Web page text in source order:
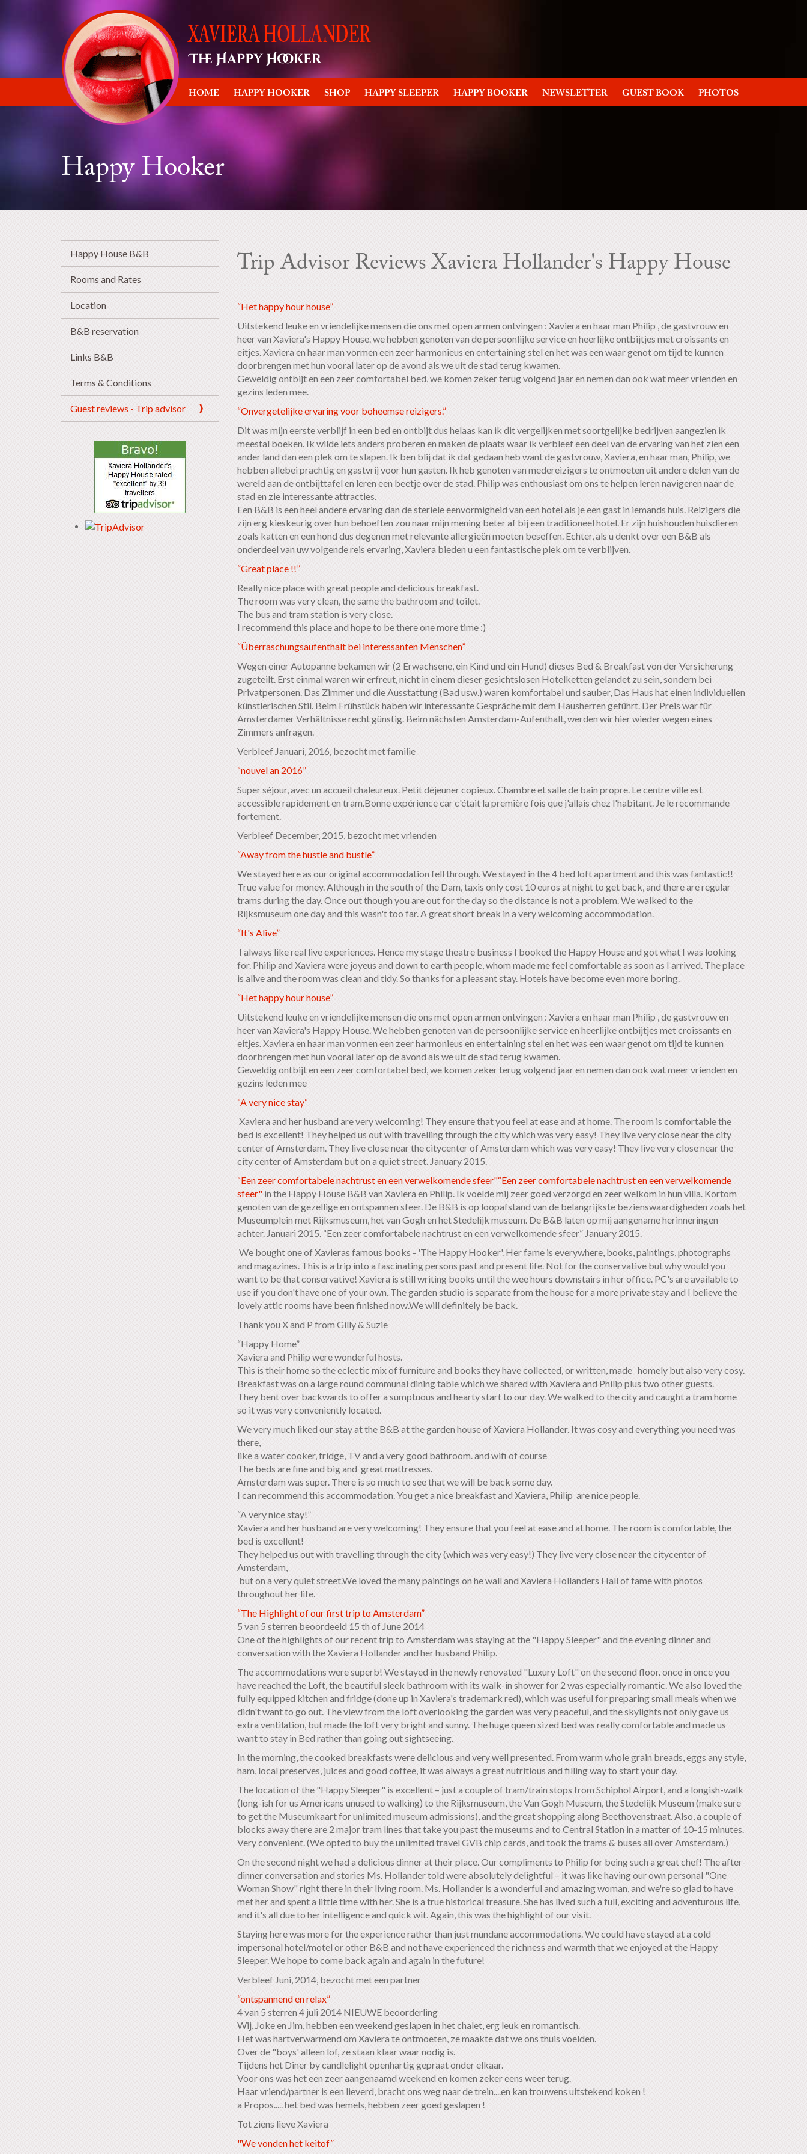
HOME HAPPY HOOKER SHOP HAPPY SLEEPER HAPPY BOOKER NEWSLETTER GUEST BOOK PHOTOS
Happy Hooker
Happy House B&B
Rooms and Rates
Location
B&B reservation
Links B&B
Terms & Conditions
Guest reviews - Trip advisor
Trip Advisor Reviews Xaviera Hollander's Happy House
“Het happy hour house”
Uitstekend leuke en vriendelijke mensen die ons met open armen ontvingen : Xaviera en haar man Philip , de gastvrouw en
heer van Xaviera's Happy House. we hebben genoten van de persoonlijke service en heerlijke ontbijtjes met croissants en
eitjes. Xaviera en haar man vormen een zeer harmonieus en entertaining stel en het was een waar genot om tijd te kunnen
doorbrengen met hun vooral later op de avond als we uit de stad terug kwamen.
Geweldig ontbijt en een zeer comfortabel bed, we komen zeker terug volgend jaar en nemen dan ook wat meer vrienden en
gezins leden mee.
“Onvergetelijke ervaring voor boheemse reizigers.”
Dit was mijn eerste verblijf in een bed en ontbijt dus helaas kan ik dit vergelijken met soortgelijke bedrijven aangezien ik
meestal boeken. Ik wilde iets anders proberen en maken de plaats waar ik verbleef een deel van de ervaring van het zien een
ander land dan een plek om te slapen. Ik ben blij dat ik dat gedaan heb want de gastvrouw, Xaviera, en haar man, Philip, we
hebben allebei prachtig en gastvrij voor hun gasten. Ik heb genoten van medereizigers te ontmoeten uit andere delen van de
wereld aan de ontbijttafel en leren een beetje over de stad. Philip was enthousiast om ons te helpen leren navigeren naar de
stad en zie interessante attracties.
Een B&B is een heel andere ervaring dan de steriele eenvormigheid van een hotel als je een gast in iemands huis. Reizigers die
zijn erg kieskeurig over hun behoeften zou naar mijn mening beter af bij een traditioneel hotel. Er zijn huishouden huisdieren
zoals katten en een hond dus degenen met relevante allergieën moeten beseffen. Echter, als u denkt over een B&B als
onderdeel van uw volgende reis ervaring, Xaviera bieden u een fantastische plek om te verblijven.
“Great place !!”
Really nice place with great people and delicious breakfast.
The room was very clean, the same the bathroom and toilet.
The bus and tram station is very close.
I recommend this place and hope to be there one more time :)
“Überraschungsaufenthalt bei interessanten Menschen”
Wegen einer Autopanne bekamen wir (2 Erwachsene, ein Kind und ein Hund) dieses Bed & Breakfast von der Versicherung
zugeteilt. Erst einmal waren wir erfreut, nicht in einem dieser gesichtslosen Hotelketten gelandet zu sein, sondern bei
Privatpersonen. Das Zimmer und die Ausstattung (Bad usw.) waren komfortabel und sauber, Das Haus hat einen individuellen
künstlerischen Stil. Beim Frühstück haben wir interessante Gespräche mit dem Hausherren geführt. Der Preis war für
Amsterdamer Verhältnisse recht günstig. Beim nächsten Amsterdam-Aufenthalt, werden wir hier wieder wegen eines
Zimmers anfragen.
Verbleef Januari, 2016, bezocht met familie
“nouvel an 2016”
Super séjour, avec un accueil chaleureux. Petit déjeuner copieux. Chambre et salle de bain propre. Le centre ville est
accessible rapidement en tram.Bonne expérience car c'était la première fois que j'allais chez l'habitant. Je le recommande
fortement.
Verbleef December, 2015, bezocht met vrienden
“Away from the hustle and bustle”
We stayed here as our original accommodation fell through. We stayed in the 4 bed loft apartment and this was fantastic!!
True value for money. Although in the south of the Dam, taxis only cost 10 euros at night to get back, and there are regular
trams during the day. Once out though you are out for the day so the distance is not a problem. We walked to the
Rijksmuseum one day and this wasn't too far. A great short break in a very welcoming accommodation.
“It's Alive”
I always like real live experiences. Hence my stage theatre business I booked the Happy House and got what I was looking
for. Philip and Xaviera were joyeus and down to earth people, whom made me feel comfortable as soon as I arrived. The place
is alive and the room was clean and tidy. So thanks for a pleasant stay. Hotels have become even more boring.
“Het happy hour house”
Uitstekend leuke en vriendelijke mensen die ons met open armen ontvingen : Xaviera en haar man Philip , de gastvrouw en
heer van Xaviera's Happy House. We hebben genoten van de persoonlijke service en heerlijke ontbijtjes met croissants en
eitjes. Xaviera en haar man vormen een zeer harmonieus en entertaining stel en het was een waar genot om tijd te kunnen
doorbrengen met hun vooral later op de avond als we uit de stad terug kwamen.
Geweldig ontbijt en een zeer comfortabel bed, we komen zeker terug volgend jaar en nemen dan ook wat meer vrienden en
gezins leden mee
“A very nice stay“
Xaviera and her husband are very welcoming! They ensure that you feel at ease and at home. The room is comfortable the
bed is excellent! They helped us out with travelling through the city which was very easy! They live very close near the city
center of Amsterdam. They live close near the citycenter of Amsterdam which was very easy! They live very close near the
city center of Amsterdam but on a quiet street. January 2015.
“Een zeer comfortabele nachtrust en een verwelkomende sfeer"“Een zeer comfortabele nachtrust en een verwelkomende
sfeer"in the Happy House B&B van Xaviera en Philip. Ik voelde mij zeer goed verzorgd en zeer welkom in hun villa. Kortom
genoten van de gezellige en ontspannen sfeer. De B&B is op loopafstand van de belangrijkste bezienswaardigheden zoals het
Museumplein met Rijksmuseum, het van Gogh en het Stedelijk museum. De B&B laten op mij aangename herinneringen
achter. Januari 2015. “Een zeer comfortabele nachtrust en een verwelkomende sfeer” January 2015.
We bought one of Xavieras famous books - 'The Happy Hooker'. Her fame is everywhere, books, paintings, photographs
and magazines. This is a trip into a fascinating persons past and present life. Not for the conservative but why would you
want to be that conservative! Xaviera is still writing books until the wee hours downstairs in her office. PC's are available to
use if you don't have one of your own. The garden studio is separate from the house for a more private stay and I believe the
lovely attic rooms have been finished now.We will definitely be back.
Thank you X and P from Gilly & Suzie
“Happy Home”
Xaviera and Philip were wonderful hosts.
This is their home so the eclectic mix of furniture and books they have collected, or written, made homely but also very cosy.
Breakfast was on a large round communal dining table which we shared with Xaviera and Philip plus two other guests.
They bent over backwards to offer a sumptuous and hearty start to our day. We walked to the city and caught a tram home
so it was very conveniently located.
We very much liked our stay at the B&B at the garden house of Xaviera Hollander. It was cosy and everything you need was
there,
like a water cooker, fridge, TV and a very good bathroom. and wifi of course
The beds are fine and big and great mattresses.
Amsterdam was super. There is so much to see that we will be back some day.
I can recommend this accommodation. You get a nice breakfast and Xaviera, Philip are nice people.
“A very nice stay!”
Xaviera and her husband are very welcoming! They ensure that you feel at ease and at home. The room is comfortable, the
bed is excellent!
They helped us out with travelling through the city (which was very easy!) They live very close near the citycenter of
Amsterdam,
but on a very quiet street.We loved the many paintings on he wall and Xaviera Hollanders Hall of fame with photos
throughout her life.
“The Highlight of our first trip to Amsterdam”
5 van 5 sterren beoordeeld 15 th of June 2014
One of the highlights of our recent trip to Amsterdam was staying at the "Happy Sleeper" and the evening dinner and
conversation with the Xaviera Hollander and her husband Philip.
The accommodations were superb! We stayed in the newly renovated "Luxury Loft" on the second floor. once in once you
have reached the Loft, the beautiful sleek bathroom with its walk-in shower for 2 was especially romantic. We also loved the
fully equipped kitchen and fridge (done up in Xaviera's trademark red), which was useful for preparing small meals when we
didn't want to go out. The view from the loft overlooking the garden was very peaceful, and the skylights not only gave us
extra ventilation, but made the loft very bright and sunny. The huge queen sized bed was really comfortable and made us
want to stay in Bed rather than going out sightseeing.
In the morning, the cooked breakfasts were delicious and very well presented. From warm whole grain breads, eggs any style,
ham, local preserves, juices and good coffee, it was always a great nutritious and filling way to start your day.
The location of the "Happy Sleeper" is excellent – just a couple of tram/train stops from Schiphol Airport, and a longish-walk
(long-ish for us Americans unused to walking) to the Rijksmuseum, the Van Gogh Museum, the Stedelijk Museum (make sure
to get the Museumkaart for unlimited museum admissions), and the great shopping along Beethovenstraat. Also, a couple of
blocks away there are 2 major tram lines that take you past the museums and to Central Station in a matter of 10-15 minutes.
Very convenient. (We opted to buy the unlimited travel GVB chip cards, and took the trams & buses all over Amsterdam.)
On the second night we had a delicious dinner at their place. Our compliments to Philip for being such a great chef! The after-
dinner conversation and stories Ms. Hollander told were absolutely delightful – it was like having our own personal "One
Woman Show" right there in their living room. Ms. Hollander is a wonderful and amazing woman, and we're so glad to have
met her and spent a little time with her. She is a true historical treasure. She has lived such a full, exciting and adventurous life,
and it's all due to her intelligence and quick wit. Again, this was the highlight of our visit.
Staying here was more for the experience rather than just mundane accommodations. We could have stayed at a cold
impersonal hotel/motel or other B&B and not have experienced the richness and warmth that we enjoyed at the Happy
Sleeper. We hope to come back again and again in the future!
Verbleef Juni, 2014, bezocht met een partner
“ontspannend en relax”
4 van 5 sterren 4 juli 2014 NIEUWE beoorderling
Wij, Joke en Jim, hebben een weekend geslapen in het chalet, erg leuk en romantisch.
Het was hartverwarmend om Xaviera te ontmoeten, ze maakte dat we ons thuis voelden.
Over de "boys' alleen lof, ze staan klaar waar nodig is.
Tijdens het Diner by candlelight openhartig gepraat onder elkaar.
Voor ons was het een zeer aangenaamd weekend en komen zeker eens weer terug.
Haar vriend/partner is een lieverd, bracht ons weg naar de trein....en kan trouwens uitstekend koken !
a Propos..... het bed was hemels, hebben zeer goed geslapen !
Tot ziens lieve Xaviera
"We vonden het keitof”